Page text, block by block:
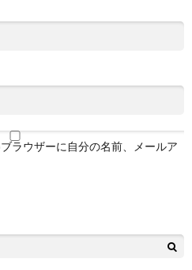
ラウザーに自分の名前、メールア